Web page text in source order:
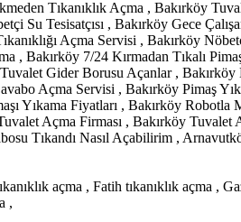
Tıkanıklık Açma , Bakırköy
Su Tesisatçısı , Bakırköy Gece
Açma Servisi , Bakırköy
, Bakırköy 7/24 Kırmadan Tıkalı
Gider Borusu Açanlar , Bakırköy
Açma Servisi , Bakırköy Pimaş
Yıkama Fiyatları , Bakırköy
Açma Firması , Bakırköy Tuvalet
Tıkandı Nasıl Açabilirim ,
açma , Fatih tıkanıklık açma ,
,